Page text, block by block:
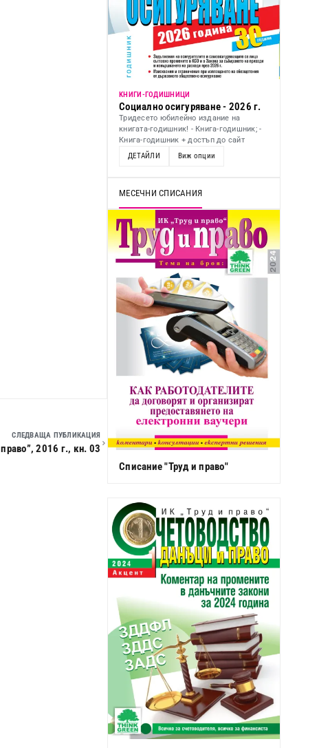
СЛЕДВАЩА ПУБЛИКАЦИЯ
2016 г., кн. 03
KНИГИ-ГОДИШНИЦИ
Социално осигуряване - 2026 г.
Тридесето юбилейно издание на
книгата-годишник! - Книга-годишник; -
Книга-годишник + достъп до сайт
ДЕТАЙЛИ
Виж опции
МЕСЕЧНИ СПИСАНИЯ
Списание "Труд и право"